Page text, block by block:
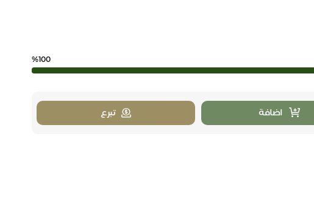
%100
اضافة تبرع